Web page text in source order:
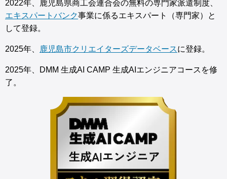
2022年、鹿児島県商工会連合会の無料の専門家派遣制度、
エキスパートバンク事業に係るエキスパート（専門家）と
して登録。
2025年、 鹿児島市クリエイターズデータベースに登録。
2025年、DMM 生成AI CAMP 生成AIエンジニアコースを修
了。